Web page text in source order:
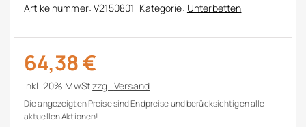
Artikelnummer:V2150801 Kategorie: Unterbetten
64,38€
Inkl. 20% MwSt.zzgl. Versand
Die angezeigten Preise sind Endpreise und berücksichtigen alle
aktuellen Aktionen!